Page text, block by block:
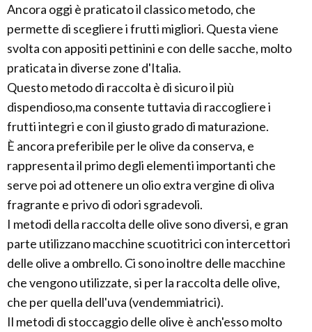
Ancora oggi è praticato il classico metodo, che
permette di scegliere i frutti migliori. Questa viene
svolta con appositi pettinini e con delle sacche, molto
praticata in diverse zone d'Italia.
Questo metodo di raccolta è di sicuro il più
dispendioso,ma consente tuttavia di raccogliere i
frutti integri e con il giusto grado di maturazione.
È ancora preferibile per le olive da conserva, e
rappresenta il primo degli elementi importanti che
serve poi ad ottenere un olio extra vergine di oliva
fragrante e privo di odori sgradevoli.
I metodi della raccolta delle olive sono diversi, e gran
parte utilizzano macchine scuotitrici con intercettori
delle olive a ombrello. Ci sono inoltre delle macchine
che vengono utilizzate, si per la raccolta delle olive,
che per quella dell'uva (vendemmiatrici).
Il metodi di stoccaggio delle olive è anch'esso molto